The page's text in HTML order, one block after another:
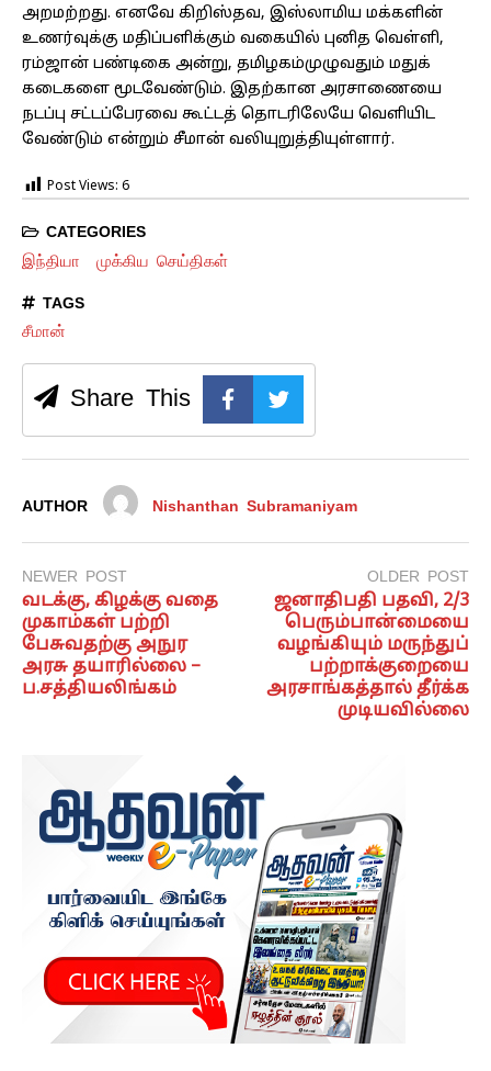
அறமற்​றது. எனவே கிறிஸ்தவ, இஸ்லாமிய மக்​களின்
உணர்​வுக்கு மதிப்​பளிக்​கும் வகை​யில் புனித வெள்ளி,
ரம்ஜான் பண்​டிகை அன்​று, தமிழகம்முழுவதும் மதுக்​
கடைகளை மூடவேண்​டும். இதற்கான அரசாணையை
நடப்பு சட்​டப்​பேரவை கூட்​டத் தொடரிலேயே வெளி​யிட
வேண்​டும் என்றும் சீமான் வலி​யுறுத்​தி​யுள்​ளார்​.
Post Views: 6
CATEGORIES
இந்தியா முக்கிய செய்திகள்
TAGS
சீமான்
Share This
AUTHOR Nishanthan Subramaniyam
NEWER POST
வடக்கு, கிழக்கு வதை
முகாம்கள் பற்றி
பேசுவதற்கு அநுர
அரசு தயாரில்லை –
ப.சத்தியலிங்கம்
OLDER POST
ஜனாதிபதி பதவி, 2/3
பெரும்பான்மையை
வழங்கியும் மருந்துப்
பற்றாக்குறையை
அரசாங்கத்தால் தீர்க்க
முடியவில்லை